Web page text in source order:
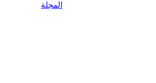
المجلة